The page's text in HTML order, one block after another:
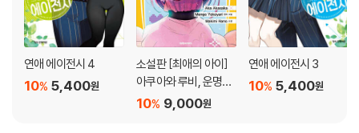
연애 에이전시 4
5,400원
10%
소설판 [최애의 아이]
아쿠아와 루비, 운명의
시작 9,000원
10%
연애 에이전시 3
5,400원
10%